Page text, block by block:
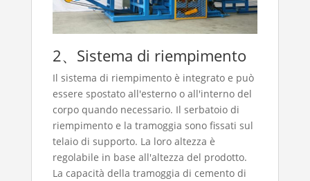
2、Sistema di riempimento
Il sistema di riempimento è integrato e può
essere spostato all'esterno o all'interno del
corpo quando necessario. Il serbatoio di
riempimento e la tramoggia sono fissati sul
telaio di supporto. La loro altezza è
regolabile in base all'altezza del prodotto.
La capacità della tramoggia di cemento di